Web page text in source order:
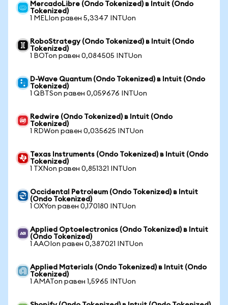
MercadoLibre (Ondo Tokenized) в Intuit (Ondo
Tokenized)
1 MELIon равен 5,3347 INTUon
RoboStrategy (Ondo Tokenized) в Intuit (Ondo
Tokenized)
1 BOTon равен 0,084505 INTUon
D-Wave Quantum (Ondo Tokenized) в Intuit (Ondo
Tokenized)
1 QBTSon равен 0,059676 INTUon
Redwire (Ondo Tokenized) в Intuit (Ondo
Tokenized)
1 RDWon равен 0,035625 INTUon
Texas Instruments (Ondo Tokenized) в Intuit (Ondo
Tokenized)
1 TXNon равен 0,851321 INTUon
Occidental Petroleum (Ondo Tokenized) в Intuit
(Ondo Tokenized)
1 OXYon равен 0,170180 INTUon
Applied Optoelectronics (Ondo Tokenized) в Intuit
(Ondo Tokenized)
1 AAOIon равен 0,387021 INTUon
Applied Materials (Ondo Tokenized) в Intuit (Ondo
Tokenized)
1 AMATon равен 1,5965 INTUon